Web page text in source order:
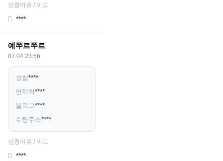
신청이유 / 비고
****
예쭈르쭈르
07.04 23:56
성함****
연락처 ****
블로그****
수령주소****
신청이유 / 비고
****